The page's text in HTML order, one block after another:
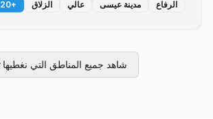
الرفاع مدينة عيسى عالي الزلاق +
20
شاهد جميع المناطق التي نغطيها